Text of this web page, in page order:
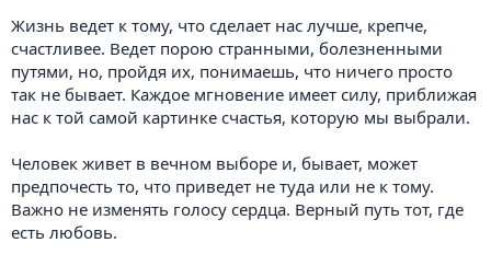
Жизнь ведет к тому, что сделает нас лучше, крепче,
счастливее. Ведет порою странными, болезненными
путями, но, пройдя их, понимаешь, что ничего просто
так не бывает. Каждое мгновение имеет силу, приближая
нас к той самой картинке счастья, которую мы выбрали.
Человек живет в вечном выборе и, бывает, может
предпочесть то, что приведет не туда или не к тому.
Важно не изменять голосу сердца. Верный путь тот, где
есть любовь.